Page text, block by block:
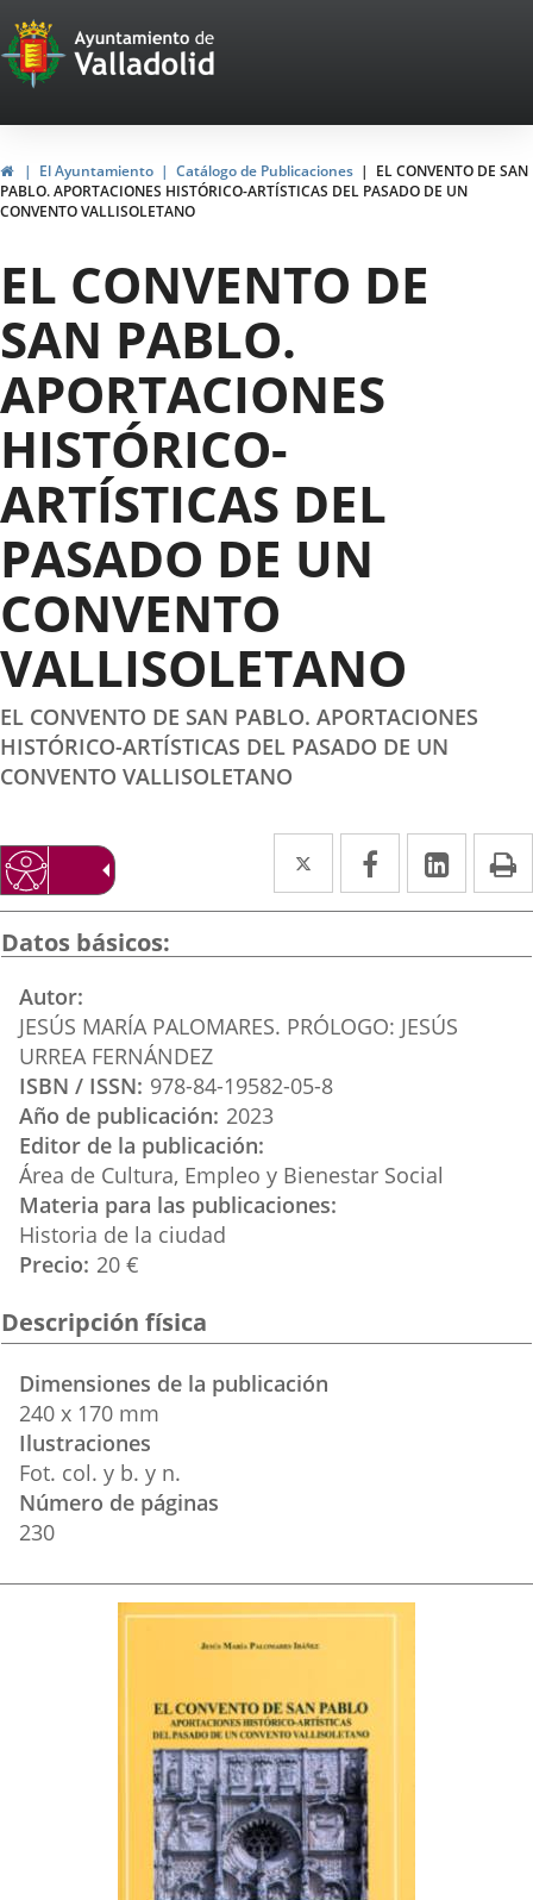
Portal
Web
del
Ayuntamiento
de
Valladolid
InicioEl Ayuntamiento Catálogo de Publicaciones
EL CONVENTO DE SAN
PABLO. APORTACIONES HISTÓRICO-ARTÍSTICAS DEL PASADO DE UN
CONVENTO VALLISOLETANO
EL CONVENTO DE
SAN PABLO.
APORTACIONES
HISTÓRICO-
ARTÍSTICAS DEL
PASADO DE UN
CONVENTO
VALLISOLETANO
EL CONVENTO DE SAN PABLO. APORTACIONES
HISTÓRICO-ARTÍSTICAS DEL PASADO DE UN
CONVENTO VALLISOLETANO
Twitter
Enlace
a
externa.
Facebook
Enlace
a
externa.
Enlace
a
Datos básicos
Autor
JESÚS MARÍA PALOMARES. PRÓLOGO: JESÚS
URREA FERNÁNDEZ
ISBN / ISSN 978-84-19582-05-8
Año de publicación 2023
Editor de la publicación
Área de Cultura, Empleo y Bienestar Social
Materia para las publicaciones
Historia de la ciudad
Precio 20 €
Descripción física
Dimensiones de la publicación
240 x 170 mm
Ilustraciones
Fot. col. y b. y n.
Número de páginas
230